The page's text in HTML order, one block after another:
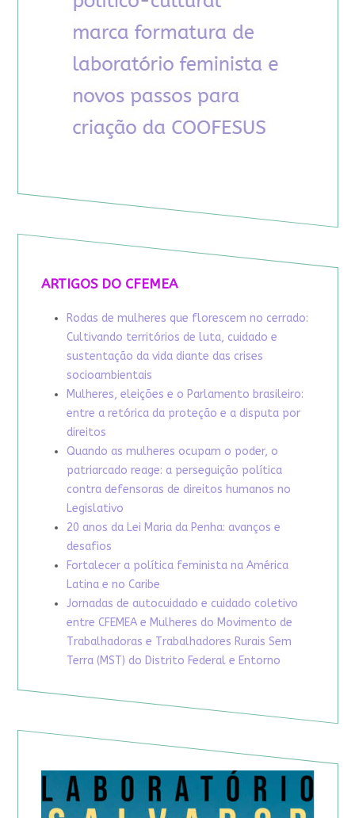
ARTIGOS DO CFEMEA
Rodas de mulheres que florescem no cerrado:
Cultivando territórios de luta, cuidado e
sustentação da vida diante das crises
socioambientais
Mulheres, eleições e o Parlamento brasileiro:
entre a retórica da proteção e a disputa por
direitos
Quando as mulheres ocupam o poder, o
patriarcado reage: a perseguição política
contra defensoras de direitos humanos no
Legislativo
20 anos da Lei Maria da Penha: avanços e
desafios
Fortalecer a política feminista na América
Latina e no Caribe
Jornadas de autocuidado e cuidado coletivo
entre CFEMEA e Mulheres do Movimento de
Trabalhadoras e Trabalhadores Rurais Sem
Terra (MST) do Distrito Federal e Entorno